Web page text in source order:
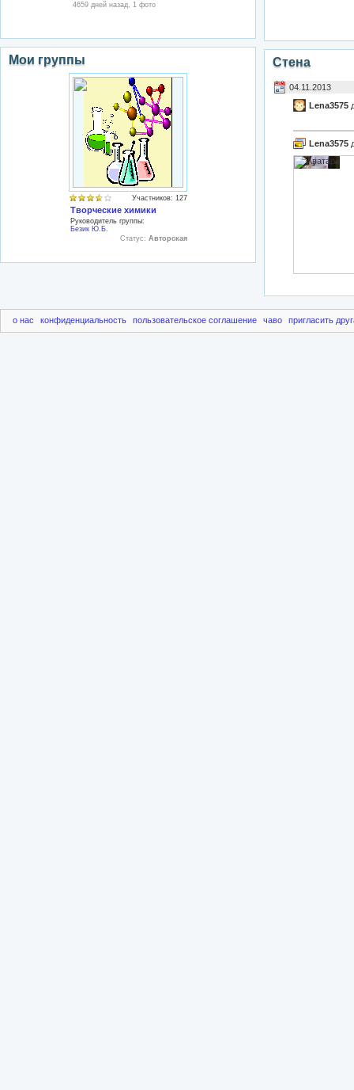
4659 дней назад, 1 фото
Мои группы
Участников: 127
Творческие химики
Руководитель группы:
Безик Ю.Б.
Статус: Авторская
Стена
04.11.2013
Lena3575
Lena3575
о нас конфиденциальность пользовательское соглашение чаво пригласить